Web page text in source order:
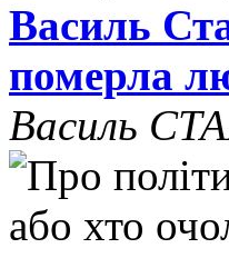
Василь
померла
Василь